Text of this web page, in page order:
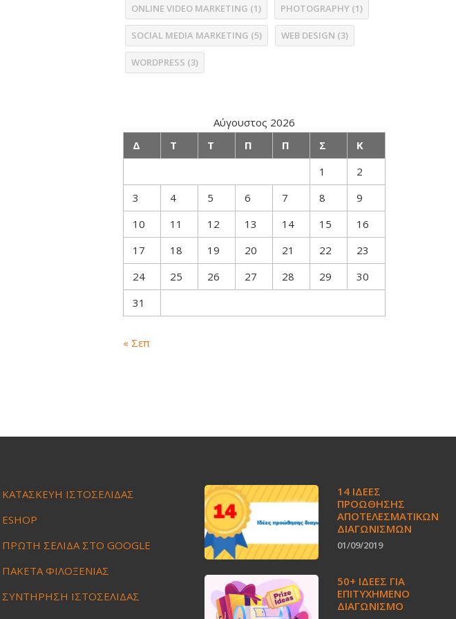
ONLINE VIDEO MARKETING (1) PHOTOGRAPHY (1)
SOCIAL MEDIA MARKETING (5) WEB DESIGN (3)
WORDPRESS (3)
Αύγουστος 2026
Δ
Τ Τ Π Π Σ
Κ
1
2
3
4 5 6 7 8
9
10
11 12 13 14 15
16
17
18 19 20 21 22
23
24
25 26 27 28 29
30
31
« Σεπ
ΚΑΤΑΣΚΕΥΗ ΙΣΤΟΣΕΛΙΔΑΣ
ESHOP
ΠΡΩΤΗ ΣΕΛΙΔΑ ΣΤΟ GOOGLE
ΠΑΚΕΤΑ ΦΙΛΟΞΕΝΙΑΣ
ΣΥΝΤΗΡΗΣΗ ΙΣΤΟΣΕΛΙΔΑΣ
14 ΙΔΈΕΣ
ΠΡΟΏΘΗΣΗΣ
ΑΠΟΤΕΛΕΣΜΑΤΙΚΏΝ
ΔΙΑΓΩΝΙΣΜΏΝ
01/09/2019
50+ ΙΔΕΕΣ ΓΙΑ
ΕΠΙΤΥΧΗΜΕΝΟ
ΔΙΑΓΩΝΙΣΜΟ